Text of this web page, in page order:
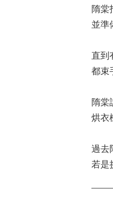
隋棠
並準
直到
都束
隋棠
烘衣
過去
若是